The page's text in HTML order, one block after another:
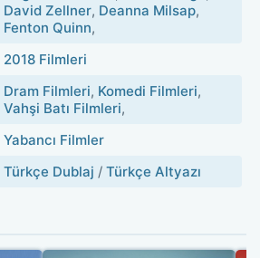
David Zellner, Deanna Milsap,
Fenton Quinn,
2018 Filmleri
Dram Filmleri, Komedi Filmleri,
Vahşi Batı Filmleri,
Yabancı Filmler
Türkçe Dublaj / Türkçe Altyazı